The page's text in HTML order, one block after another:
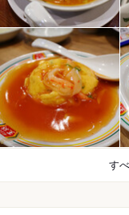
す